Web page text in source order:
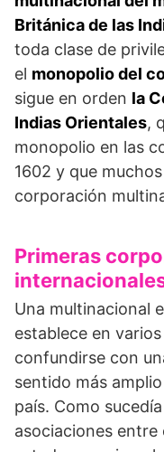
Británica de las
toda clase de
el monopolio del
sigue en orden la
Indias Orientales,
monopolio en las
1602 y que
corporación
Primeras
Una multinacional
establece en
confundirse con
sentido más
país. Como
asociaciones